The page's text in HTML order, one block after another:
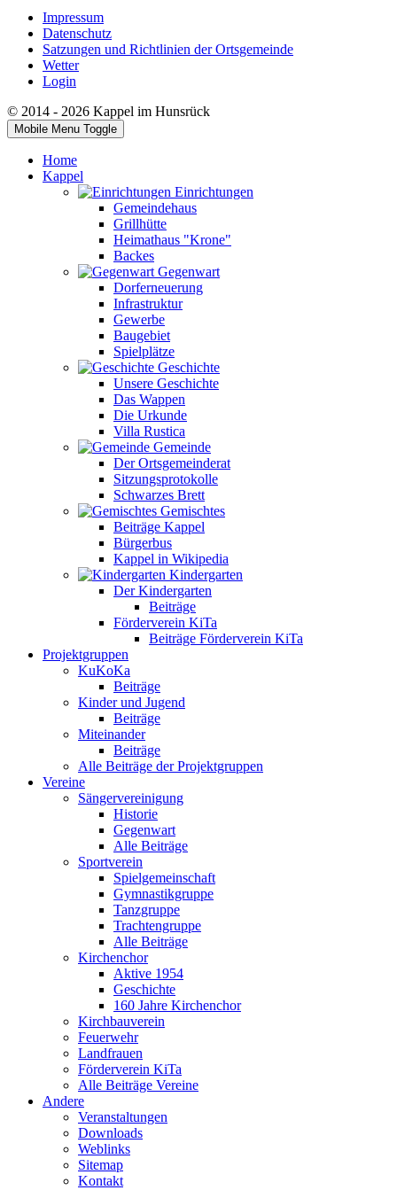
Impressum
Datenschutz
Satzungen und Richtlinien der Ortsgemeinde
Wetter
Login
© 2014 - 2026 Kappel im Hunsrück
Mobile Menu Toggle
Home
Kappel
Einrichtungen
Gemeindehaus
Grillhütte
Heimathaus "Krone"
Backes
Gegenwart
Dorferneuerung
Infrastruktur
Gewerbe
Baugebiet
Spielplätze
Geschichte
Unsere Geschichte
Das Wappen
Die Urkunde
Villa Rustica
Gemeinde
Der Ortsgemeinderat
Sitzungsprotokolle
Schwarzes Brett
Gemischtes
Beiträge Kappel
Bürgerbus
Kappel in Wikipedia
Kindergarten
Der Kindergarten
Beiträge
Förderverein KiTa
Beiträge Förderverein KiTa
Projektgruppen
KuKoKa
Beiträge
Kinder und Jugend
Beiträge
Miteinander
Beiträge
Alle Beiträge der Projektgruppen
Vereine
Sängervereinigung
Historie
Gegenwart
Alle Beiträge
Sportverein
Spielgemeinschaft
Gymnastikgruppe
Tanzgruppe
Trachtengruppe
Alle Beiträge
Kirchenchor
Aktive 1954
Geschichte
160 Jahre Kirchenchor
Kirchbauverein
Feuerwehr
Landfrauen
Förderverein KiTa
Alle Beiträge Vereine
Andere
Veranstaltungen
Downloads
Weblinks
Sitemap
Kontakt